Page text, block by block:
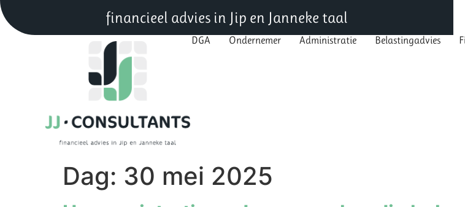
financieel advies in Jip en Janneke taal
DGA Ondernemer Administratie Belastingadvies
Dag: 30 mei 2025